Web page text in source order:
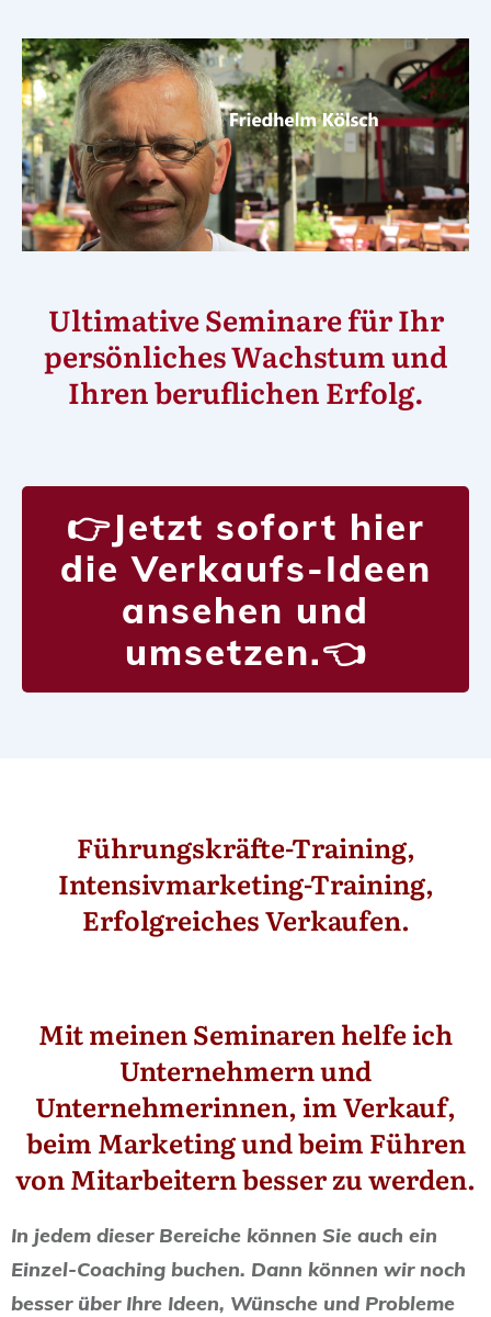
Ultimative Seminare für Ihr
persönliches Wachstum und
Ihren beruflichen Erfolg.
👉Jetzt sofort hier
die Verkaufs-Ideen
ansehen und
umsetzen.👈
Führungskräfte-Training,
Intensivmarketing-Training,
Erfolgreiches Verkaufen.
Mit meinen Seminaren helfe ich
Unternehmern und
Unternehmerinnen, im Verkauf,
beim Marketing und beim Führen
von Mitarbeitern besser zu werden.
In jedem dieser Bereiche können Sie auch ein
Einzel-Coaching buchen. Dann können wir noch
besser über Ihre Ideen, Wünsche und Probleme